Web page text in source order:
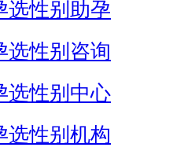
选性别助孕
选性别咨询
选性别中心
选性别机构